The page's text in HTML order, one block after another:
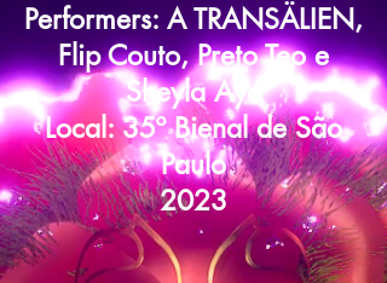
Performers: A TRANSÄLIEN,
Flip Couto, Preto Teo e
Sheyla Ayo
Local: 35º Bienal de São
Paulo
2023